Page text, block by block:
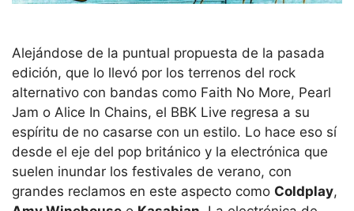
Alejándose de la puntual propuesta de la pasada
edición, que lo llevó por los terrenos del rock
alternativo con bandas como Faith No More, Pearl
Jam o Alice In Chains, el BBK Live regresa a su
espíritu de no casarse con un estilo. Lo hace eso sí
desde el eje del pop británico y la electrónica que
suelen inundar los festivales de verano, con
grandes reclamos en este aspecto como Coldplay,